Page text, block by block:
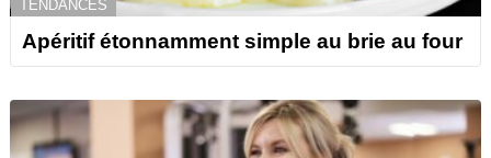
TENDANCES
Apéritif étonnamment simple au brie au four